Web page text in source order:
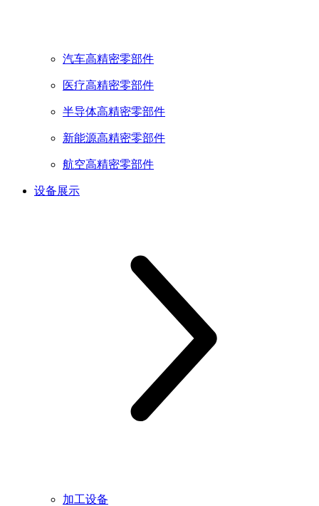
汽车高精密零部件
医疗高精密零部件
半导体高精密零部件
新能源高精密零部件
航空高精密零部件
设备展示
加工设备